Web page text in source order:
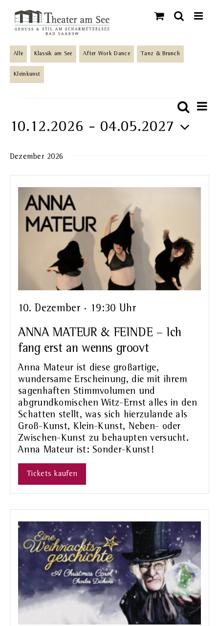
Alle Klassik am See After Work Dance Tanz & Brunch
Kleinkunst
Suche
Liste
10.12.2026 - 04.05.2027
wählen.
Dezember 2026
ANNA MATEUR & FEINDE – Ich
fang erst an wenns groovt
10. Dezember · 19:30 Uhr
Anna Mateur ist diese großartige,
wundersame Erscheinung, die mit ihrem
sagenhaften Stimmvolumen und
abgrundkomischen Witz-Ernst alles in den
Schatten stellt, was sich hierzulande als
Groß-Kunst, Klein-Kunst, Neben- oder
Zwischen-Kunst zu behaupten versucht.
Anna Mateur ist: Sonder-Kunst!
Tickets kaufen